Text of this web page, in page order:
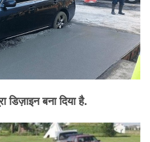
बना दिया है.